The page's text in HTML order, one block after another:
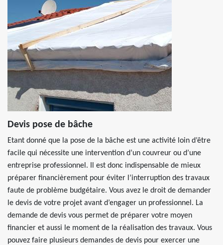
Devis pose de bâche
Etant donné que la pose de la bâche est une activité loin d’être
facile qui nécessite une intervention d’un couvreur ou d’une
entreprise professionnel. Il est donc indispensable de mieux
préparer financièrement pour éviter l’interruption des travaux
faute de problème budgétaire. Vous avez le droit de demander
le devis de votre projet avant d’engager un professionnel. La
demande de devis vous permet de préparer votre moyen
financier et aussi le moment de la réalisation des travaux. Vous
pouvez faire plusieurs demandes de devis pour exercer une